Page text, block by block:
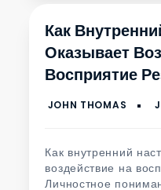
Как
Оказывает
Восприятие
Как внутренний
воздействие на
Личностное